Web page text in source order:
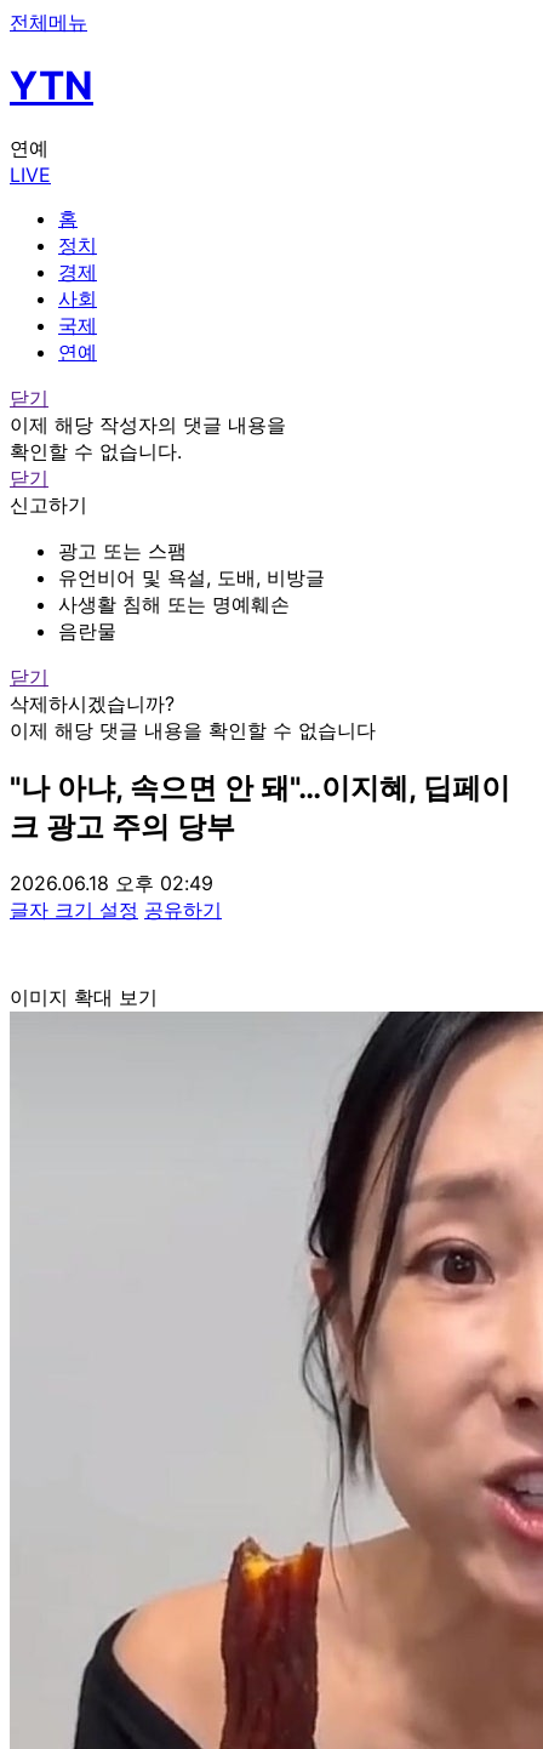
전체메뉴
YTN
연예
LIVE
홈
정치
경제
사회
국제
연예
닫기
이제 해당 작성자의 댓글 내용을
확인할 수 없습니다.
닫기
신고하기
광고 또는 스팸
유언비어 및 욕설, 도배, 비방글
사생활 침해 또는 명예훼손
음란물
닫기
삭제하시겠습니까?
이제 해당 댓글 내용을 확인할 수 없습니다
"나 아냐, 속으면 안 돼"…이지혜, 딥페이
크 광고 주의 당부
2026.06.18 오후 02:49
글자 크기 설정 공유하기
이미지 확대 보기